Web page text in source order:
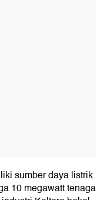
sumber daya listrik
10 megawatt tenaga